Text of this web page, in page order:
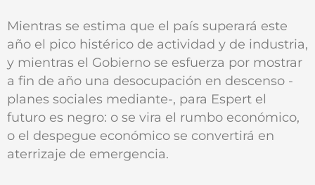
Mientras se estima que el país superará este
año el pico histérico de actividad y de industria,
y mientras el Gobierno se esfuerza por mostrar
a fin de año una desocupación en descenso -
planes sociales mediante-, para Espert el
futuro es negro: o se vira el rumbo económico,
o el despegue económico se convertirá en
aterrizaje de emergencia.